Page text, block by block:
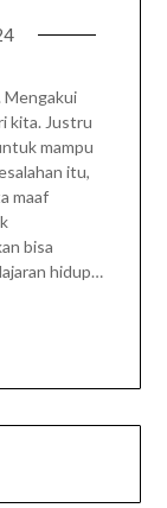
Mengakui
kita. Justru
mampu
itu,
maaf
bisa
hidup…